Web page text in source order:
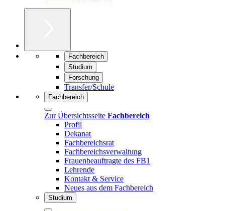
Fachbereich
Studium
Forschung
Transfer/Schule
Fachbereich
Zur Übersichtsseite Fachbereich
Profil
Dekanat
Fachbereichsrat
Fachbereichsverwaltung
Frauenbeauftragte des FB1
Lehrende
Kontakt & Service
Neues aus dem Fachbereich
Studium